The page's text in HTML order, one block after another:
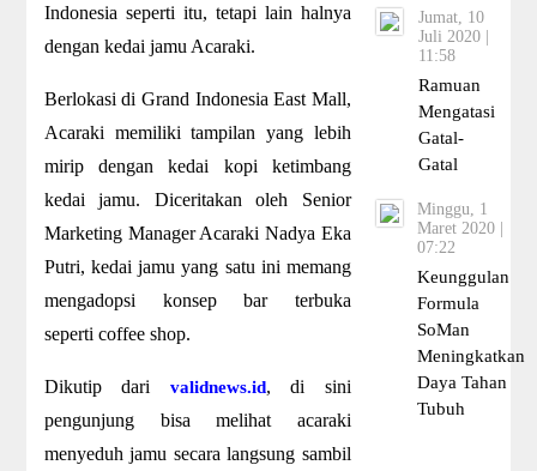
Indonesia seperti itu, tetapi lain halnya
dengan kedai jamu Acaraki.
Berlokasi di Grand Indonesia East Mall,
Acaraki memiliki tampilan yang lebih
mirip dengan kedai kopi ketimbang
kedai jamu. Diceritakan oleh Senior
Marketing Manager Acaraki Nadya Eka
Putri, kedai jamu yang satu ini memang
mengadopsi konsep bar terbuka
seperti coffee shop.
Dikutip dari validnews.id, di sini
pengunjung bisa melihat acaraki
menyeduh jamu secara langsung sambil
Jumat, 10
Juli 2020 |
11:58
Ramuan
Mengatasi
Gatal-
Gatal
Minggu, 1
Maret 2020 |
07:22
Keunggulan
Formula
SoMan
Meningkatkan
Daya Tahan
Tubuh